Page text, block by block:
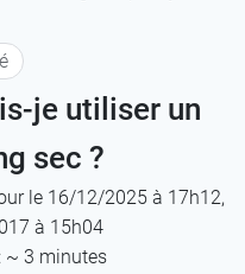
je utiliser un
sec ?
le 16/12/2025 à 17h12,
à 15h04
~ 3 minutes